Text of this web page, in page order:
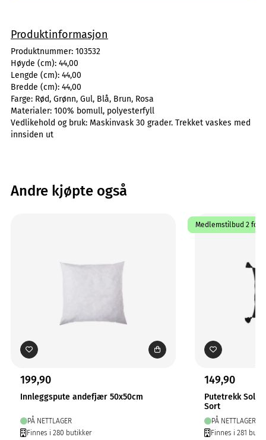
Produktinformasjon
Produktnummer: 103532
Høyde (cm): 44,00
Lengde (cm): 44,00
Bredde (cm): 44,00
Farge: Rød, Grønn, Gul, Blå, Brun, Rosa
Materialer: 100% bomull, polyesterfyll
Vedlikehold og bruk: Maskinvask 30 grader. Trekket vaskes med
innsiden ut
Andre kjøpte også
199,90
Innleggspute andefjær 50x50cm
PÅ NETTLAGER
Finnes i 280 butikker
Medlemstilbud 2 for 1
149,90
Putetrekk Solo
Sort
PÅ NETTLAGER
Finnes i 281